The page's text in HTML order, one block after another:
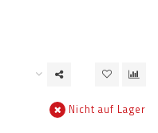
Nicht auf Lager